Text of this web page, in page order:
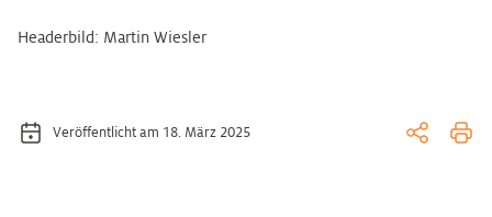
Headerbild: Martin Wiesler
Veröffentlicht am 18. März 2025